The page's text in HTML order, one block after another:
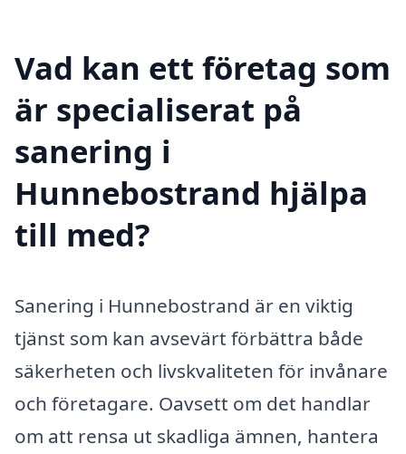
Vad kan ett företag som
är specialiserat på
sanering i
Hunnebostrand hjälpa
till med?
Sanering i Hunnebostrand är en viktig
tjänst som kan avsevärt förbättra både
säkerheten och livskvaliteten för invånare
och företagare. Oavsett om det handlar
om att rensa ut skadliga ämnen, hantera